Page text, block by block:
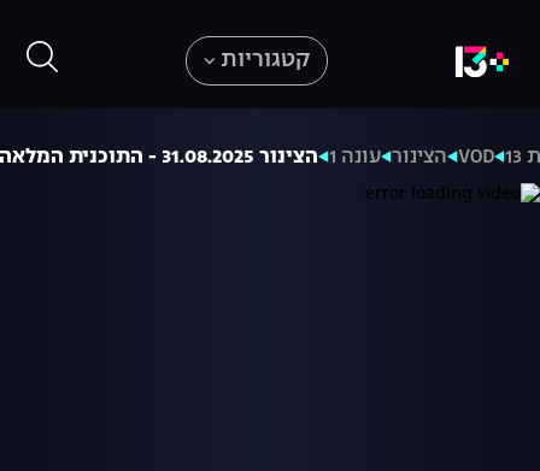
קטגוריות
VOD הצינור עונה 1 הצינור 31.08.2025 - התוכנית המלאה